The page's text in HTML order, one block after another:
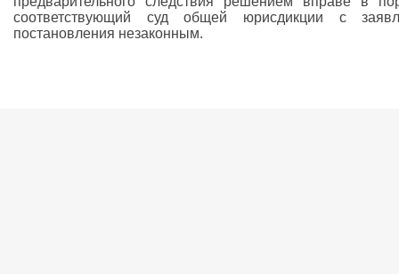
соответствующий суд общей юрисдикции с
постановления незаконным.